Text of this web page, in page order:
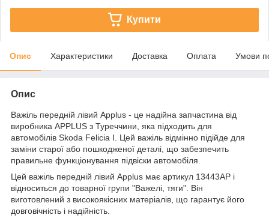
Купити
Опис Характеристики Доставка Оплата Умови
Опис
Важіль передній лівий Applus - це надійна запчастина від
виробника APPLUS з Туреччини, яка підходить для
автомобілів Skoda Felicia I. Цей важіль відмінно підійде для
заміни старої або пошкодженої деталі, що забезпечить
правильне функціонування підвіски автомобіля.
Цей важіль передній лівий Applus має артикул 13443AP і
відноситься до товарної групи "Важелі, тяги". Він
виготовлений з високоякісних матеріалів, що гарантує його
довговічність і надійність.